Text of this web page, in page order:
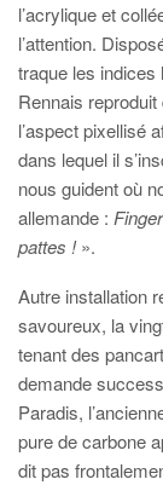
l’acrylique et
l’attention.
traque les indices
Rennais
l’aspect pixellisé
dans lequel il
nous guident où
allemande :
pattes !».
Autre installation
savoureux, la
tenant des
demande
Paradis,
pure de carbone
dit pas